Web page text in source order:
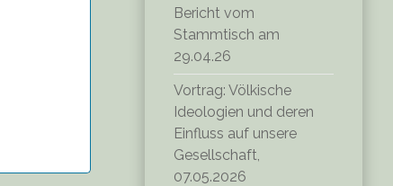
Bericht vom
Stammtisch am
29.04.26
Vortrag: Völkische
Ideologien und deren
Einfluss auf unsere
Gesellschaft,
07.05.2026